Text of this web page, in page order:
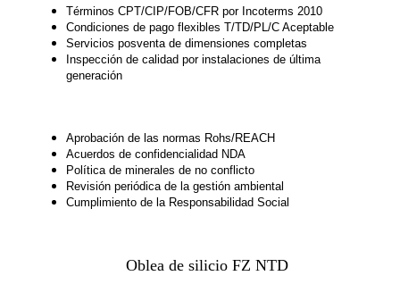
Términos CPT/CIP/FOB/CFR por Incoterms 2010
Condiciones de pago flexibles T/TD/PL/C Aceptable
Servicios posventa de dimensiones completas
Inspección de calidad por instalaciones de última
generación
Aprobación de las normas Rohs/REACH
Acuerdos de confidencialidad NDA
Política de minerales de no conflicto
Revisión periódica de la gestión ambiental
Cumplimiento de la Responsabilidad Social
Oblea de silicio FZ NTD